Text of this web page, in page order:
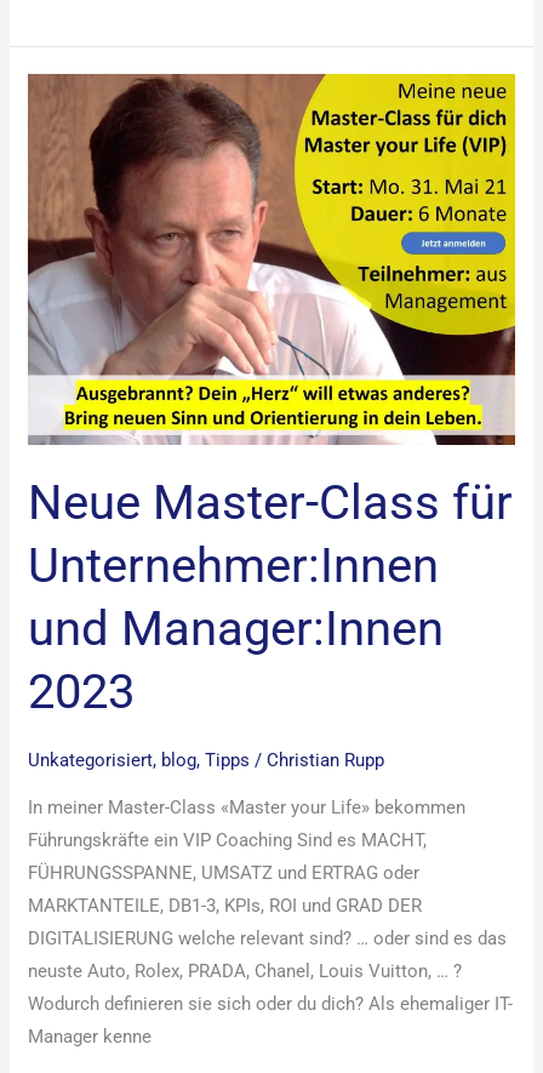
Neue Master-Class für
Unternehmer:Innen
und Manager:Innen
2023
Unkategorisiert, blog,Tipps /Christian Rupp
In meiner Master-Class «Master your Life» bekommen
Führungskräfte ein VIP Coaching Sind es MACHT,
FÜHRUNGSSPANNE, UMSATZ und ERTRAG oder
MARKTANTEILE, DB1-3, KPIs, ROI und GRAD DER
DIGITALISIERUNG welche relevant sind? … oder sind es das
neuste Auto, Rolex, PRADA, Chanel, Louis Vuitton, … ?
Wodurch definieren sie sich oder du dich? Als ehemaliger IT-
Manager kenne
Master-
Class
Unternehmer:Innen
Manager:Innen
2023